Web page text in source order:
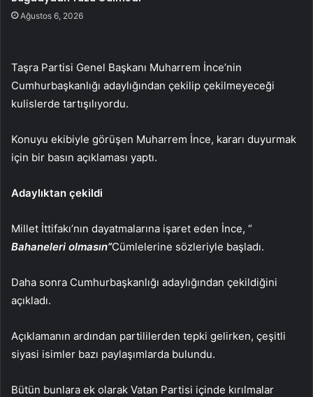
Ağustos 6, 2026
Taşra Partisi Genel Başkanı Muharrem İnce’nin
Cumhurbaşkanlığı adaylığından çekilip çekilmeyeceği
kulislerde tartışılıyordu.
Konuyu ekibiyle görüşen Muharrem İnce, kararı duyurmak
için bir basın açıklaması yaptı.
Adaylıktan çekildi
Millet İttifakı’nın dayatmalarına işaret eden İnce, “
Bahaneleri olmasın”Cümlelerine sözleriyle başladı.
Daha sonra Cumhurbaşkanlığı adaylığından çekildiğini
açıkladı.
Açıklamanın ardından partililerden tepki gelirken, çeşitli
siyasi isimler bazı paylaşımlarda bulundu.
Bütün bunlara ek olarak Vatan Partisi içinde kırılmalar